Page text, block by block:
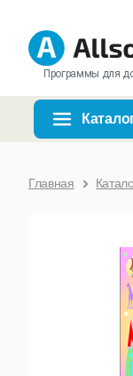
Программы для
Главная